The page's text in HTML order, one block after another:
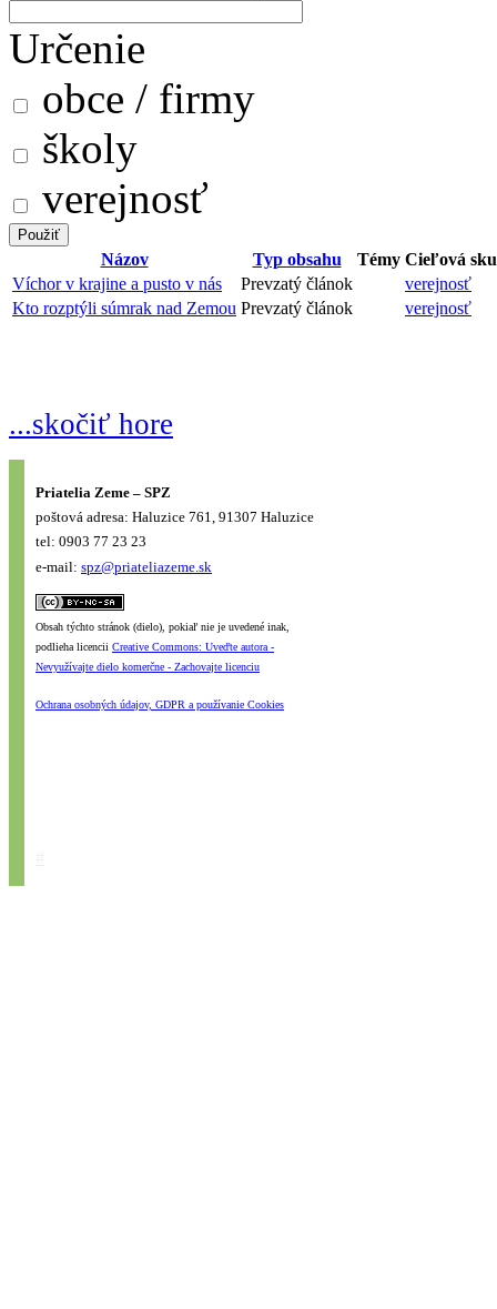
Určenie
obce / firmy
školy
verejnosť
Názov Typ obsahu Témy Cieľová
Víchor v krajine a pusto v nás
Prevzatý článok
verejnosť
Kto rozptýli súmrak nad Zemou Prevzatý článok verejnosť
...skočiť hore
Priatelia Zeme – SPZ
poštová adresa: Haluzice 761, 91307 Haluzice
tel: 0903 77 23 23
e-mail: spz@priateliazeme.sk
Obsah týchto stránok (dielo), pokiaľ nie je uvedené inak,
podlieha licencii Creative Commons: Uveďte autora -
Nevyužívajte dielo komerčne - Zachovajte licenciu
Ochrana osobných údajov, GDPR a používanie Cookies